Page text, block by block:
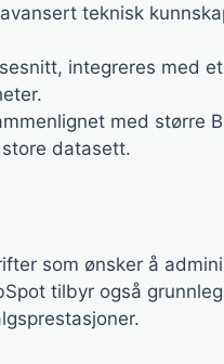
teknisk
integreres med
med større
datasett.
som ønsker å
tilbyr også